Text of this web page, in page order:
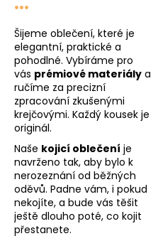
Šijeme oblečení, které je
elegantní, praktické a
pohodlné. Vybíráme pro
vás prémiové materiály a
ručíme za precizní
zpracování zkušenými
krejčovými. Každý kousek je
originál.
Naše kojicí oblečení je
navrženo tak, aby bylo k
nerozeznání od běžných
oděvů. Padne vám, i pokud
nekojíte, a bude vás těšit
ještě dlouho poté, co kojit
přestanete.